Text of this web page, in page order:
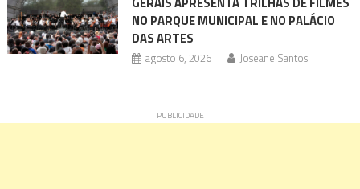
NO PARQUE MUNICIPAL E NO PALÁCIO
DAS ARTES
agosto 6, 2026 Joseane Santos